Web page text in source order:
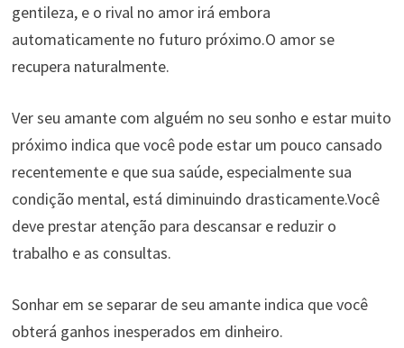
gentileza, e o rival no amor irá embora
automaticamente no futuro próximo.O amor se
recupera naturalmente.
Ver seu amante com alguém no seu sonho e estar muito
próximo indica que você pode estar um pouco cansado
recentemente e que sua saúde, especialmente sua
condição mental, está diminuindo drasticamente.Você
deve prestar atenção para descansar e reduzir o
trabalho e as consultas.
Sonhar em se separar de seu amante indica que você
obterá ganhos inesperados em dinheiro.